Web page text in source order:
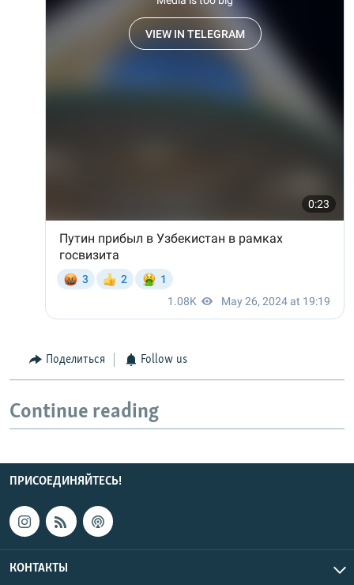
Поделиться Follow us
Continue reading
ПРИСОЕДИНЯЙТЕСЬ!
КОНТАКТЫ